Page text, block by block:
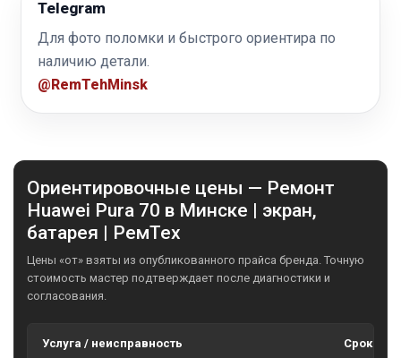
Telegram
Для фото поломки и быстрого ориентира по
наличию детали.
@RemTehMinsk
Ориентировочные цены — Ремонт
Huawei Pura 70 в Минске | экран,
батарея | РемТех
Цены «от» взяты из опубликованного прайса бренда. Точную
стоимость мастер подтверждает после диагностики и
согласования.
Услуга / неисправность Сроки